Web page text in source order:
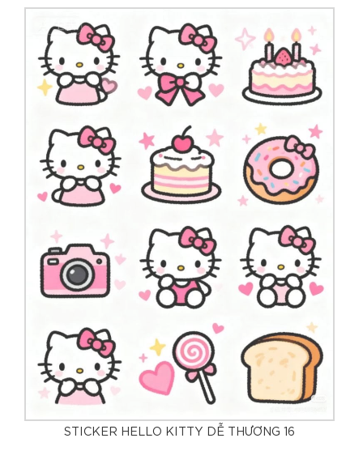
STICKER HELLO KITTY DỄ THƯƠNG 16